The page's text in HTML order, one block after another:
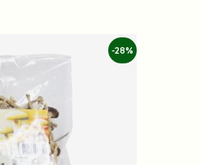
-28%